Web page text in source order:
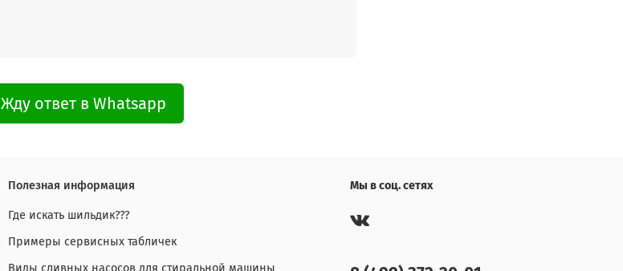
Жду ответ в Whatsapp
Полезная информация
Где искать шильдик???
Примеры сервисных табличек
Мы в соц. сетях